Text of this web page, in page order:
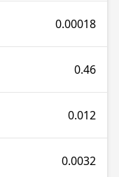
0.00018
0.46
0.012
0.0032